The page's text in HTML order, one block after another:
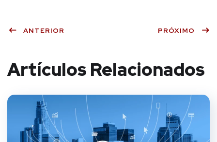
ANTERIOR PRÓXIMO
Artículos Relacionados